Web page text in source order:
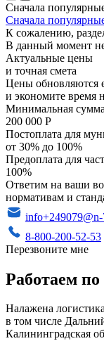
Сначала
Сначала
К сожалению,
В данный момент
Актуальные цены
и точная смета
Цены обновляются
и экономите время
Минимальная сумма
200 000 Р
Постоплата для
от 30% до 100%
Предоплата для
100%
Ответим на ваши
нормативам и
info+249079@n-
8-800-200-52-53
Перезвоните мне
Работаем по
Налажена
в том числе
Калининградская